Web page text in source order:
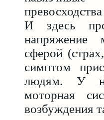
И здесь
напряжение
сферой
симптом
людям. У
моторная
возбуждения